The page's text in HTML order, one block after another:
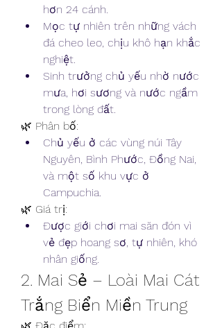
hơn 24 cánh.
Mọc tự nhiên trên những vách
đá cheo leo, chịu khô hạn khắc
nghiệt.
Sinh trưởng chủ yếu nhờ nước
mưa, hơi sương và nước ngầm
trong lòng đất.
🌿 Phân bố:
Chủ yếu ở các vùng núi Tây
Nguyên, Bình Phước, Đồng Nai,
và một số khu vực ở
Campuchia.
🌿 Giá trị:
Được giới chơi mai săn đón vì
vẻ đẹp hoang sơ, tự nhiên, khó
nhân giống.
2. Mai Sẻ – Loài Mai Cát
Trắng Biển Miền Trung